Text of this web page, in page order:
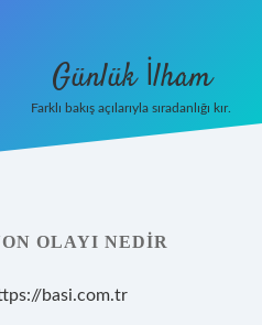
Günlük İlham
Farklı bakış açılarıyla sıradanlığı kır.
OLAYI NEDIR
basi.com.tr